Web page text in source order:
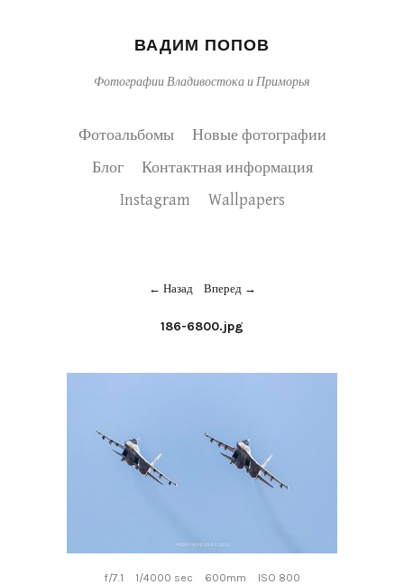
ВАДИМ ПОПОВ
Фотографии Владивостока и Приморья
Фотоальбомы
Новые фотографии
Блог
Контактная информация
Instagram
Wallpapers
Назад Вперед
186-6800.jpg
f/7.1 1/4000 sec 600mm ISO 800